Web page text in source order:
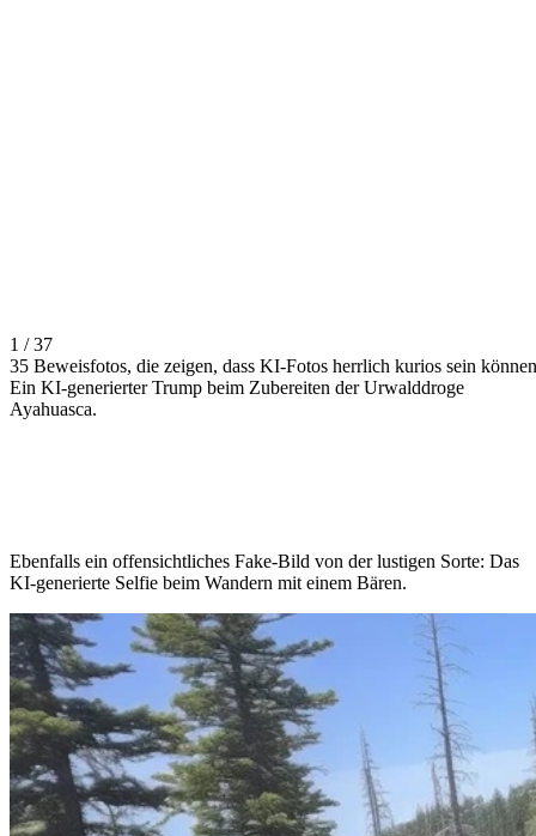
1 / 37
35 Beweisfotos, die zeigen, dass KI-Fotos herrlich kurios sein können
Ein KI-generierter Trump beim Zubereiten der Urwalddroge
Ayahuasca.
Ebenfalls ein offensichtliches Fake-Bild von der lustigen Sorte: Das
KI-generierte Selfie beim Wandern mit einem Bären.